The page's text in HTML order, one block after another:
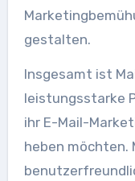
gestalten.
Insgesamt ist
leistungsstarke
ihr E-Mail-
heben möchten.